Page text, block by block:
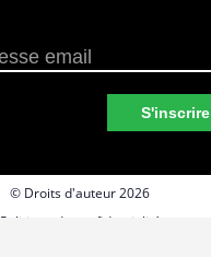
S'inscrire
© Droits d'auteur 2026
Politique de confidentialité